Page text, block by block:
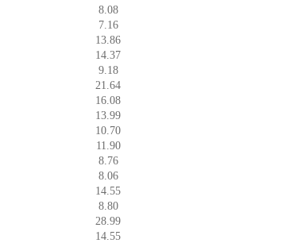
8.08
7.16
13.86
14.37
9.18
21.64
16.08
13.99
10.70
11.90
8.76
8.06
14.55
8.80
28.99
14.55